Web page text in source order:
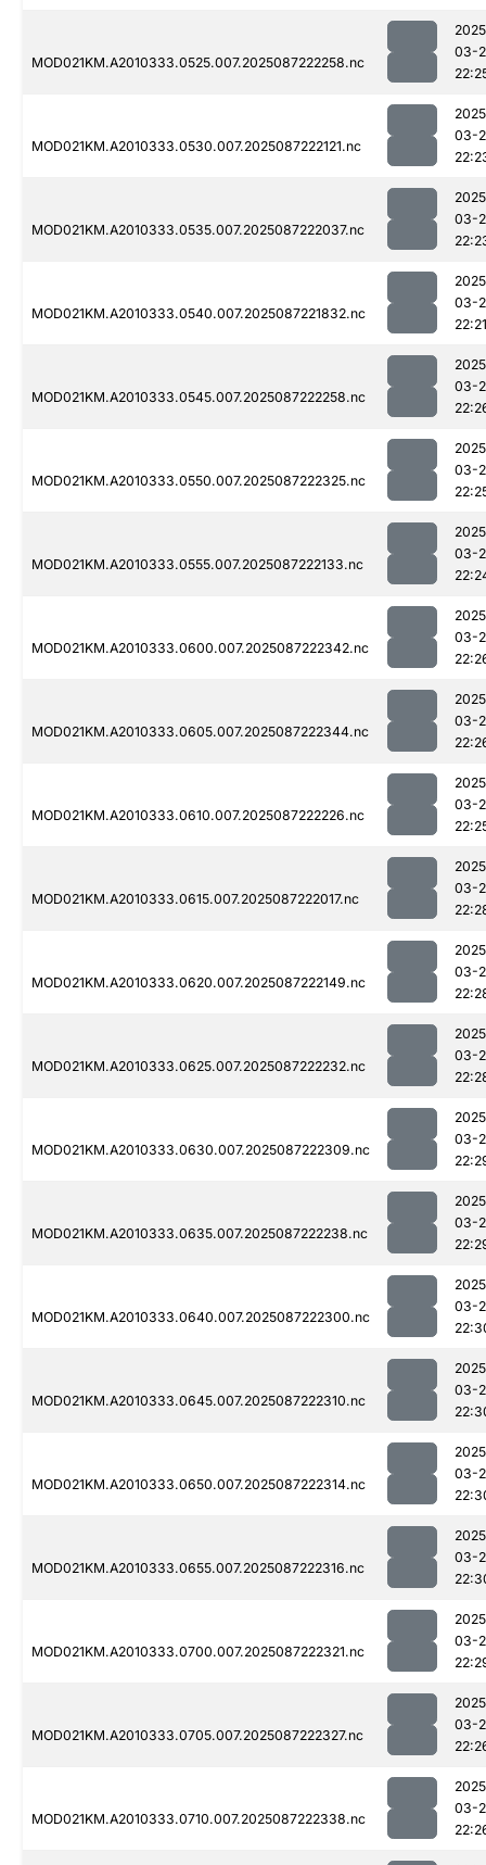
MOD021KM.A2010333.0525.007.2025087222258.nc
03-
MOD021KM.A2010333.0530.007.2025087222121.nc
03-
MOD021KM.A2010333.0535.007.2025087222037.nc
03-
MOD021KM.A2010333.0540.007.2025087221832.nc
03-
22:21
MOD021KM.A2010333.0545.007.2025087222258.nc
03-
MOD021KM.A2010333.0550.007.2025087222325.nc
03-
MOD021KM.A2010333.0555.007.2025087222133.nc
03-
MOD021KM.A2010333.0600.007.2025087222342.nc
03-
MOD021KM.A2010333.0605.007.2025087222344.nc
03-
MOD021KM.A2010333.0610.007.2025087222226.nc
03-
MOD021KM.A2010333.0615.007.2025087222017.nc
03-
MOD021KM.A2010333.0620.007.2025087222149.nc
03-
MOD021KM.A2010333.0625.007.2025087222232.nc
03-
MOD021KM.A2010333.0630.007.2025087222309.nc
03-
MOD021KM.A2010333.0635.007.2025087222238.nc
03-
MOD021KM.A2010333.0640.007.2025087222300.nc
03-
MOD021KM.A2010333.0645.007.2025087222310.nc
03-
MOD021KM.A2010333.0650.007.2025087222314.nc
03-
MOD021KM.A2010333.0655.007.2025087222316.nc
03-
MOD021KM.A2010333.0700.007.2025087222321.nc
03-
MOD021KM.A2010333.0705.007.2025087222327.nc
03-
MOD021KM.A2010333.0710.007.2025087222338.nc
03-